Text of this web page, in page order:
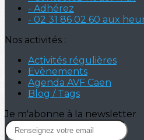
- Adhérez
- 02 31 86 02 60 aux
Nos activités :
Activités régulières
Evènements
Agenda AVF Caen
Blog / Tags
Je m'abonne à la newsletter